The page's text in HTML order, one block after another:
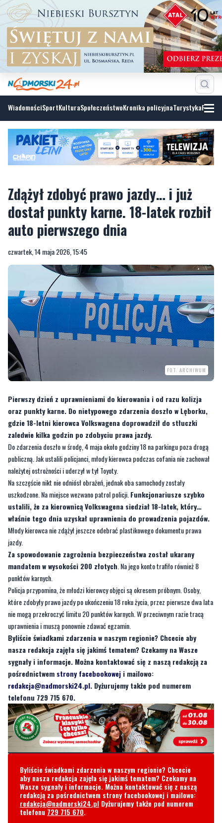
WiadomościSportKulturaSpołeczeństwoKronika policyjnaTurystyka
Zdążył zdobyć prawo jazdy… i już
dostał punkty karne. 18-latek rozbił
auto pierwszego dnia
czwartek, 14 maja 2026, 15:45
FOT. ARCHIWUM
Pierwszy dzień z uprawnieniami do kierowania i od razu kolizja
oraz punkty karne. Do nietypowego zdarzenia doszło w Lęborku,
gdzie 18-letni kierowca Volkswagena doprowadził do stłuczki
zaledwie kilka godzin po zdobyciu prawa jazdy.
Do zdarzenia doszło w środę, 4 maja około godziny 18 na parkingu poza drogą
publiczną. Jak ustalili policjanci, młody kierowca podczas cofania nie zachował
należytej ostrożności i uderzył w tył Toyoty.
Na szczęście nikt nie odniósł obrażeń, jednak oba samochody zostały
uszkodzone. Na miejsce wezwano patrol policji. Funkcjonariusze szybko
ustalili, że za kierownicą Volkswagena siedział 18-latek, który…
właśnie tego dnia uzyskał uprawnienia do prowadzenia pojazdów.
Młody kierowca nie zdążył jeszcze odebrać plastikowego dokumentu prawa
jazdy.
Za spowodowanie zagrożenia bezpieczeństwa został ukarany
mandatem w wysokości 200 złotych . Na jego konto trafiło również 8
punktów karnych.
Policja przypomina, że młodzi kierowcy objęci są okresem próbnym. Osoby,
które zdobyły prawo jazdy po ukończeniu 18 roku życia, przez pierwsze dwa lata
nie mogą przekroczyć limitu 20 punktów karnych. W przeciwnym razie tracą
uprawnienia i muszą ponownie zdawać egzamin.
Byliście świadkami zdarzenia w naszym regionie? Chcecie aby
nasza redakcja zajęła się jakimś tematem? Czekamy na Wasze
sygnały i informacje. Można kontaktować się z naszą redakcją za
pośrednictwem strony facebookowej i mailowo:
redakcja@nadmorski24.pl. Dyżurujemy także pod numerem
telefonu 729 715 670.
Byliście świadkami zdarzenia w naszym regionie? Chcecie
aby nasza redakcja zajęła się jakimś tematem? Czekamy na
Wasze sygnały i informacje. Można kontaktować się z naszą
redakcją za pośrednictwem strony facebookowej i mailowo:
redakcja@nadmorski24.pl Dyżurujemy także pod numerem
telefonu 729 715 670.